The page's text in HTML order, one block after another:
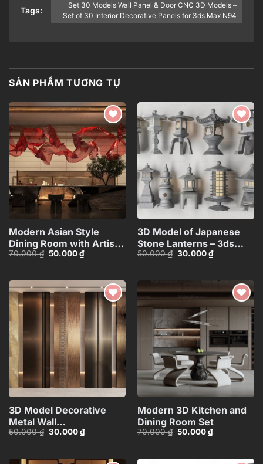
Tags:
Set 30 Models Wall Panel & Door CNC 3D Models –
Set of 30 Interior Decorative Panels for 3ds Max N94
SẢN PHẨM TƯƠNG TỰ
Add to
wishlist
Modern Asian Style
Dining Room with Artistic
Ceiling
70.000₫ Giá
50.000₫Giá
hiện
50.000 ₫.
Add to
wishlist
3D Model of Japanese
Stone Lanterns – 3ds
Max_HCI4803718257312
50.000₫ Giá
30.000₫Giá
hiện
30.000 ₫.
Add to
wishlist
3D Model Decorative
Metal Wall
Panels_106389229
50.000₫ Giá
30.000₫Giá
hiện
30.000 ₫.
Add to
Modern 3D Kitchen and
Dining Room Set
70.000₫ Giá
50.000₫Giá
hiện
50.000 ₫.